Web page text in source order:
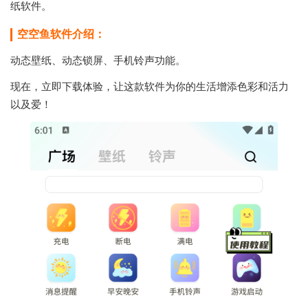
纸软件。
空空鱼软件介绍：
动态壁纸、动态锁屏、手机铃声功能。
现在，立即下载体验，让这款软件为你的生活增添色彩和活力
以及爱！